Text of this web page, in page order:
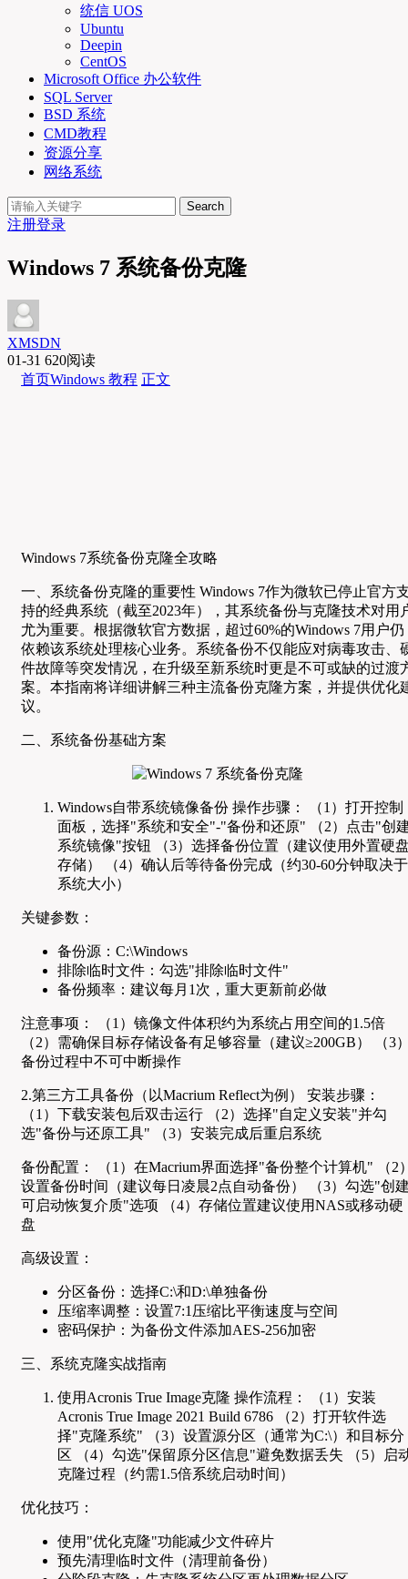
统信 UOS
Ubuntu
Deepin
CentOS
Microsoft Office 办公软件
SQL Server
BSD 系统
CMD教程
资源分享
网络系统
Search
注册登录
Windows 7 系统备份克隆
XMSDN
01-31 620阅读
首页Windows 教程 正文
Windows 7系统备份克隆全攻略
一、系统备份克隆的重要性 Windows 7作为微软已停止官方
持的经典系统（截至2023年），其系统备份与克隆技术对用
尤为重要。根据微软官方数据，超过60%的Windows 7用户仍
依赖该系统处理核心业务。系统备份不仅能应对病毒攻击、
件故障等突发情况，在升级至新系统时更是不可或缺的过渡
案。本指南将详细讲解三种主流备份克隆方案，并提供优化
议。
二、系统备份基础方案
Windows自带系统镜像备份 操作步骤： （1）打开控制
面板，选择"系统和安全"-"备份和还原" （2）点击"创
系统镜像"按钮 （3）选择备份位置（建议使用外置硬
存储） （4）确认后等待备份完成（约30-60分钟取决于
系统大小）
关键参数：
备份源：C:\Windows
排除临时文件：勾选"排除临时文件"
备份频率：建议每月1次，重大更新前必做
注意事项： （1）镜像文件体积约为系统占用空间的1.5倍
（2）需确保目标存储设备有足够容量（建议≥200GB） （3
备份过程中不可中断操作
2.第三方工具备份（以Macrium Reflect为例） 安装步骤：
（1）下载安装包后双击运行 （2）选择"自定义安装"并勾
选"备份与还原工具" （3）安装完成后重启系统
备份配置： （1）在Macrium界面选择"备份整个计算机" （2
设置备份时间（建议每日凌晨2点自动备份） （3）勾选"创
可启动恢复介质"选项 （4）存储位置建议使用NAS或移动硬
盘
高级设置：
分区备份：选择C:\和D:\单独备份
压缩率调整：设置7:1压缩比平衡速度与空间
密码保护：为备份文件添加AES-256加密
三、系统克隆实战指南
使用Acronis True Image克隆 操作流程： （1）安装
Acronis True Image 2021 Build 6786 （2）打开软件选
择"克隆系统" （3）设置源分区（通常为C:\）和目标分
区 （4）勾选"保留原分区信息"避免数据丢失 （5）启
克隆过程（约需1.5倍系统启动时间）
优化技巧：
使用"优化克隆"功能减少文件碎片
预先清理临时文件（清理前备份）